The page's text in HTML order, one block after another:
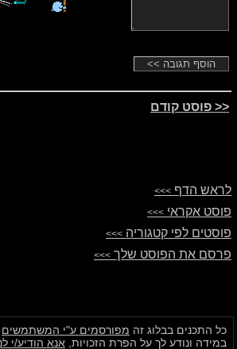
<< פוסט קודם
לראש הדף >>>
פוסט אקראי >>>
פוסטים לפי קטגוריה >>>
פרסם את הפוסט שלך >>>
כל התכנים בבלוג זה מפורסמים ע"י המשתמשים
במידה ונודע לך על הפרת הזכויות, אנא הודיע/י